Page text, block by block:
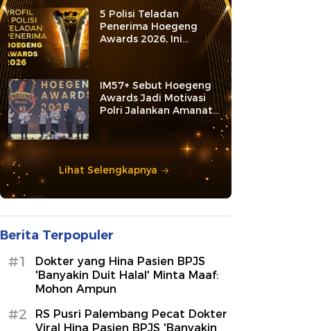
5 Polisi Teladan
Penerima Hoegeng
Awards 2026, Ini
Kategori dan Kiprahnya
IM57+ Sebut Hoegeng
Awards Jadi Motivasi
Polri Jalankan Amanat
Lihat Selengkapnya
Berita Terpopuler
#1
Dokter yang Hina Pasien BPJS
'Banyakin Duit Halal' Minta Maaf:
Mohon Ampun
#2
RS Pusri Palembang Pecat Dokter
Viral Hina Pasien BPJS 'Banyakin